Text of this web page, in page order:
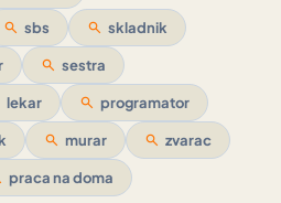
search sbs search skladnik
search sestra
lekar search programator
search murar search zvarac
praca na doma